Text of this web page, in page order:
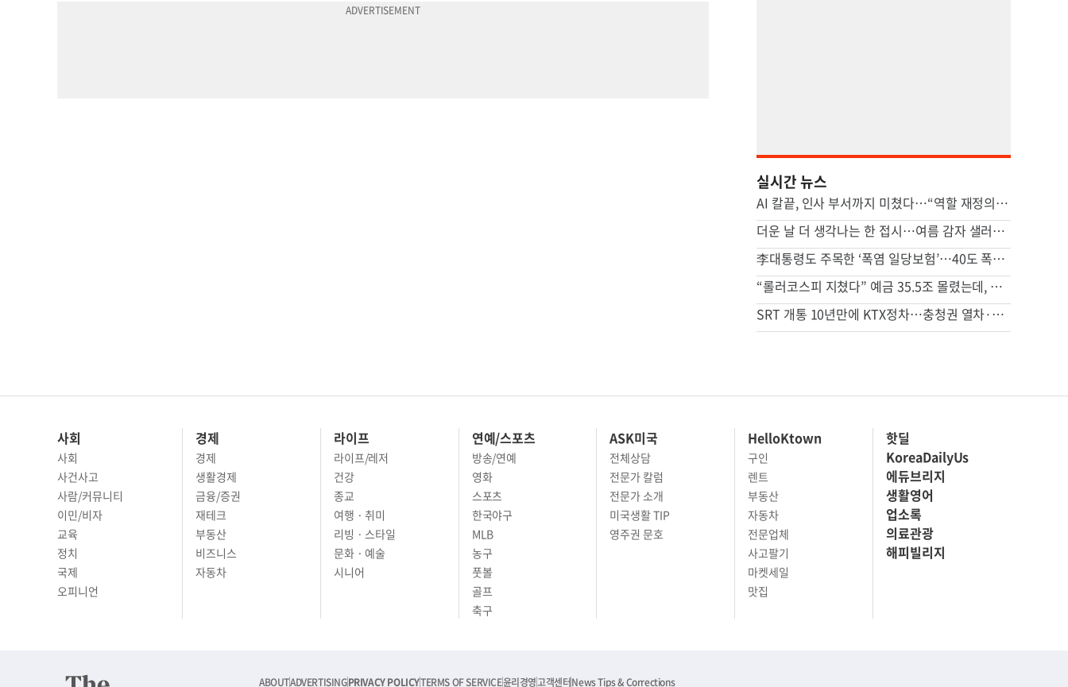
실시간 뉴스
AI 칼끝, 인사 부서까지 미쳤다…“역할 재정의 못하면 멸종”
더운 날 더 생각나는 한 접시…여름 감자 샐러드 [쿠킹]
李대통령도 주목한 ‘폭염 일당보험’…40도 폭염에 기후보험 뜬다
“롤러코스피 지쳤다” 예금 35.5조 몰렸는데, 금리 떨어진 이유
SRT 개통 10년만에 KTX정차…충청권 열차·버스 노선 대대적 확충
사회
사회
사건사고
사람/커뮤니티
이민/비자
교육
정치
국제
오피니언
경제
경제
생활경제
금융/증권
재테크
부동산
비즈니스
자동차
라이프
라이프/레저
건강
종교
여행 · 취미
리빙 · 스타일
문화 · 예술
시니어
연예/스포츠
방송/연예
영화
스포츠
한국야구
MLB
농구
풋볼
골프
축구
ASK미국
전체상담
전문가 칼럼
전문가 소개
미국생활 TIP
영주권 문호
HelloKtown
구인
렌트
부동산
자동차
전문업체
사고팔기
마켓세일
맛집
핫딜
KoreaDailyUs
에듀브리지
생활영어
업소록
의료관광
해피빌리지
ABOUTADVERTISINGPRIVACY POLICYTERMS OF SERVICE윤리경영고객센터News Tips & Corrections